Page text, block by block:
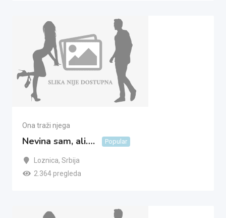
Ona traži njega
Nevina sam, ali…. Popular
Loznica, Srbija
2.364 pregleda